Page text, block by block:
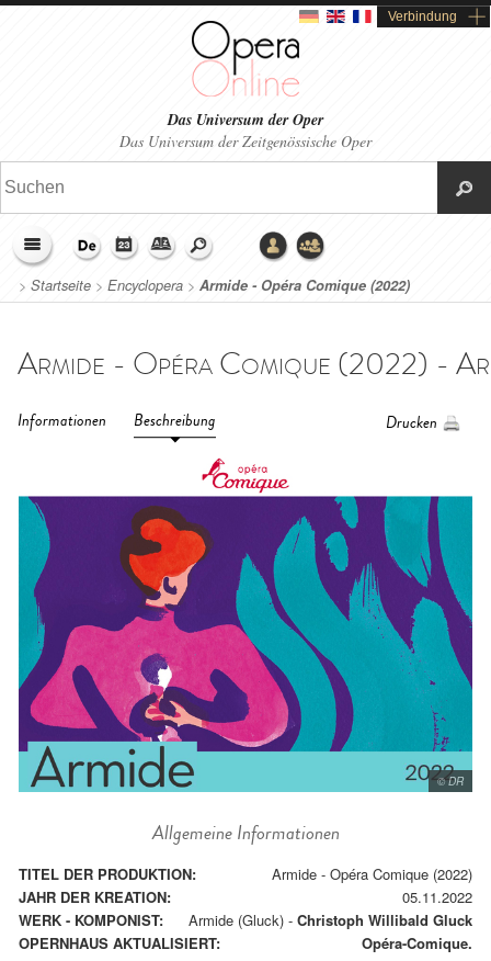
Verbindung
Das Universum der Oper
Das Universum der Zeitgenössische Oper
> Startseite > Encyclopera > Armide - Opéra Comique (2022)
Informationen Beschreibung Drucken
© DR
Allgemeine Informationen
TITEL DER PRODUKTION:
Armide - Opéra Comique (2022)
JAHR DER KREATION:
05.11.2022
WERK - KOMPONIST:
Armide (Gluck) - Christoph Willibald Gluck
OPERNHAUS AKTUALISIERT:
Opéra-Comique.